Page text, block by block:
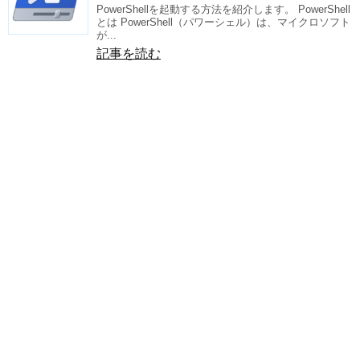
PowerShellを起動する方法を紹介します。 PowerShell
とは PowerShell（パワーシェル）は、マイクロソフト
が...
記事を読む